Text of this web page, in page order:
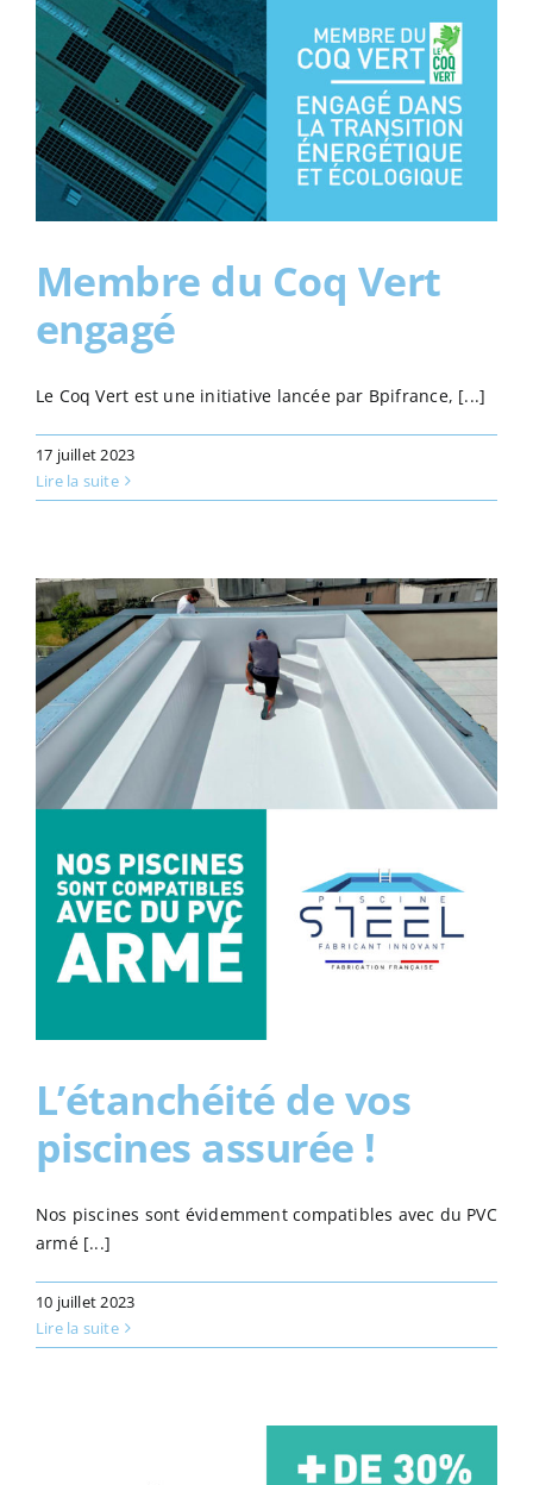
Membre du Coq Vert
engagé
Le Coq Vert est une initiative lancée par Bpifrance, [...]
17 juillet 2023
Lire la suite
L’étanchéité de vos
piscines assurée !
Nos piscines sont évidemment compatibles avec du PVC
armé [...]
10 juillet 2023
Lire la suite